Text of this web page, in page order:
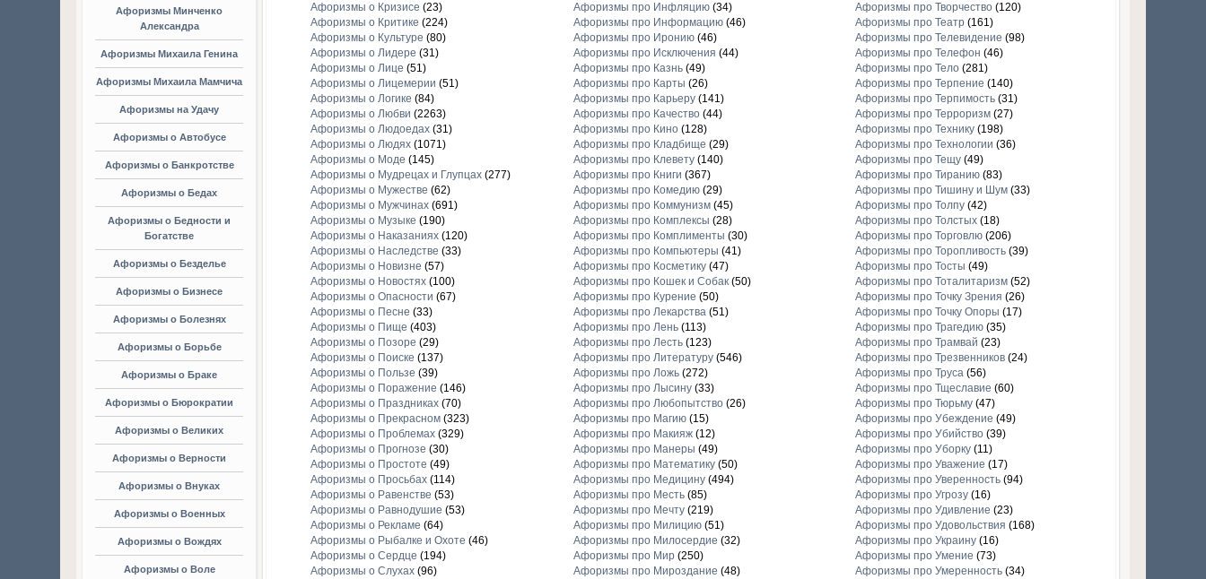
Афоризмы Минченко
Александра
Афоризмы Михаила Генина
Афоризмы Михаила Мамчича
Афоризмы на Удачу
Афоризмы о Автобусе
Афоризмы о Банкротстве
Афоризмы о Бедах
Афоризмы о Бедности и
Богатстве
Афоризмы о Безделье
Афоризмы о Бизнесе
Афоризмы о Болезнях
Афоризмы о Борьбе
Афоризмы о Браке
Афоризмы о Бюрократии
Афоризмы о Великих
Афоризмы о Верности
Афоризмы о Внуках
Афоризмы о Военных
Афоризмы о Вождях
Афоризмы о Воле
Афоризмы о Кризисе (23)
Афоризмы о Критике (224)
Афоризмы о Культуре (80)
Афоризмы о Лидере (31)
Афоризмы о Лице (51)
Афоризмы о Лицемерии (51)
Афоризмы о Логике (84)
Афоризмы о Любви (2263)
Афоризмы о Людоедах(31)
Афоризмы о Людях(1071)
Афоризмы о Моде (145)
Афоризмы о Мудрецах и Глупцах(277)
Афоризмы о Мужестве (62)
Афоризмы о Мужчинах(691)
Афоризмы о Музыке (190)
Афоризмы о Наказаниях(120)
Афоризмы о Наследстве (33)
Афоризмы о Новизне (57)
Афоризмы о Новостях(100)
Афоризмы о Опасности (67)
Афоризмы о Песне (33)
Афоризмы о Пище (403)
Афоризмы о Позоре (29)
Афоризмы о Поиске (137)
Афоризмы о Пользе (39)
Афоризмы о Поражение (146)
Афоризмы о Праздниках(70)
Афоризмы о Прекрасном(323)
Афоризмы о Проблемах(329)
Афоризмы о Прогнозе (30)
Афоризмы о Простоте (49)
Афоризмы о Просьбах(114)
Афоризмы о Равенстве (53)
Афоризмы о Равнодушие (53)
Афоризмы о Рекламе (64)
Афоризмы о Рыбалке и Охоте (46)
Афоризмы о Сердце (194)
Афоризмы о Слухах(96)
Афоризмы про Инфляцию(34)
Афоризмы про Информацию(46)
Афоризмы про Иронию(46)
Афоризмы про Исключения (44)
Афоризмы про Казнь(49)
Афоризмы про Карты (26)
Афоризмы про Карьеру(141)
Афоризмы про Качество(44)
Афоризмы про Кино(128)
Афоризмы про Кладбище (29)
Афоризмы про Клевету(140)
Афоризмы про Книги (367)
Афоризмы про Комедию(29)
Афоризмы про Коммунизм(45)
Афоризмы про Комплексы (28)
Афоризмы про Комплименты (30)
Афоризмы про Компьютеры (41)
Афоризмы про Косметику(47)
Афоризмы про Кошек и Собак(50)
Афоризмы про Курение (50)
Афоризмы про Лекарства(51)
Афоризмы про Лень(113)
Афоризмы про Лесть(123)
Афоризмы про Литературу(546)
Афоризмы про Ложь(272)
Афоризмы про Лысину(33)
Афоризмы про Любопытство(26)
Афоризмы про Магию(15)
Афоризмы про Макияж(12)
Афоризмы про Манеры (49)
Афоризмы про Математику(50)
Афоризмы про Медицину(494)
Афоризмы про Месть(85)
Афоризмы про Мечту(219)
Афоризмы про Милицию(51)
Афоризмы про Милосердие (32)
Афоризмы про Мир(250)
Афоризмы про Мироздание (48)
Афоризмы про Творчество(120)
Афоризмы про Театр(161)
Афоризмы про Телевидение (98)
Афоризмы про Телефон (46)
Афоризмы про Тело(281)
Афоризмы про Терпение (140)
Афоризмы про Терпимость(31)
Афоризмы про Терроризм(27)
Афоризмы про Технику(198)
Афоризмы про Технологии (36)
Афоризмы про Тещу(49)
Афоризмы про Тиранию(83)
Афоризмы про Тишину и Шум(33)
Афоризмы про Толпу(42)
Афоризмы про Толстых(18)
Афоризмы про Торговлю(206)
Афоризмы про Торопливость(39)
Афоризмы про Тосты (49)
Афоризмы про Тоталитаризм(52)
Афоризмы про Точку Зрения (26)
Афоризмы про Точку Опоры (17)
Афоризмы про Трагедию(35)
Афоризмы про Трамвай (23)
Афоризмы про Трезвенников(24)
Афоризмы про Труса(56)
Афоризмы про Тщеславие (60)
Афоризмы про Тюрьму(47)
Афоризмы про Убеждение (49)
Афоризмы про Убийство(39)
Афоризмы про Уборку(11)
Афоризмы про Уважение (17)
Афоризмы про Уверенность(94)
Афоризмы про Угрозу(16)
Афоризмы про Удивление (23)
Афоризмы про Удовольствия (168)
Афоризмы про Украину(16)
Афоризмы про Умение (73)
Афоризмы про Умеренность(34)